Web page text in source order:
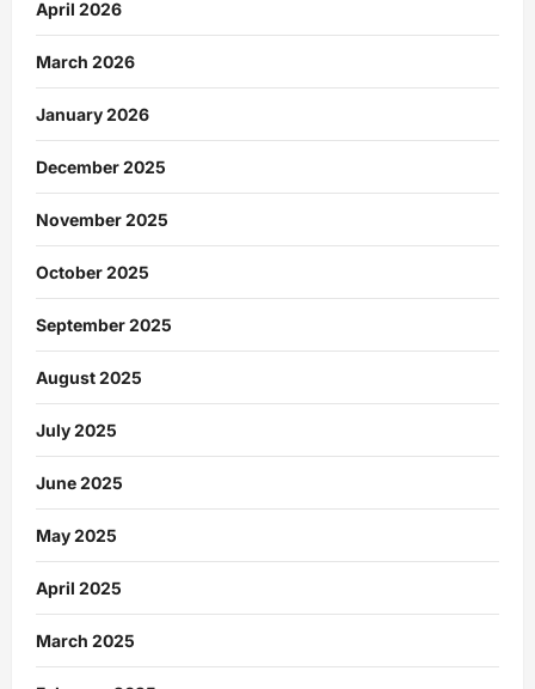
April 2026
March 2026
January 2026
December 2025
November 2025
October 2025
September 2025
August 2025
July 2025
June 2025
May 2025
April 2025
March 2025